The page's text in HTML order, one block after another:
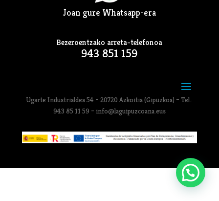
Joan gure Whatsapp-era
Bezeroentzako arreta-telefonoa
943 851 159
Ugarte Industrialdea 54 – 20720 Azkoitia (Gipuzkoa) – Tel.:
943 85 11 59 – info@laguipuzcoana.eus